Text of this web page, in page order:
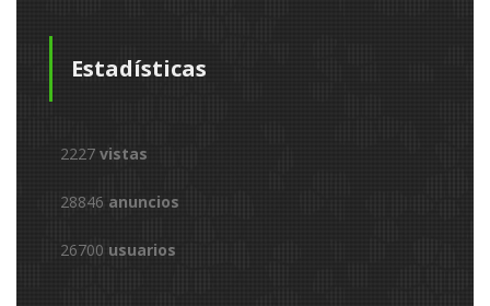
Estadísticas
2227 vistas
28846 anuncios
26700 usuarios